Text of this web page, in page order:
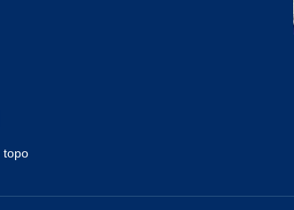
topo